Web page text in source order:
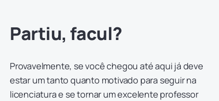
Partiu, facul?
Provavelmente, se você chegou até aqui já deve
estar um tanto quanto motivado para seguir na
licenciatura e se tornar um excelente professor